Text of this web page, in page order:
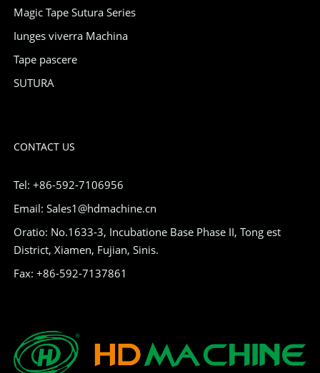
Magic Tape Sutura Series
Iunges viverra Machina
Tape pascere
SUTURA
CONTACT US
Tel: +86-592-7106956
Email: Sales1@hdmachine.cn
Oratio: No.1633-3, Incubatione Base Phase II, Tong est
District, Xiamen, Fujian, Sinis.
Fax: +86-592-7137861